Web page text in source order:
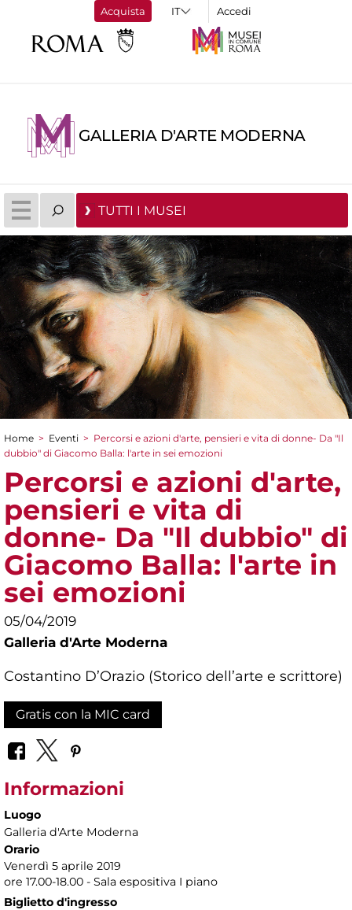
Acquista Accedi
GALLERIA D'ARTE MODERNA
TUTTI I MUSEI
Tu sei qui
Home > Eventi > Percorsi e azioni d'arte, pensieri e vita di donne- Da "Il
dubbio" di Giacomo Balla: l'arte in sei emozioni
Percorsi e azioni d'arte,
pensieri e vita di
donne- Da "Il dubbio" di
Giacomo Balla: l'arte in
sei emozioni
05/04/2019
Galleria d'Arte Moderna
Costantino D’Orazio (Storico dell’arte e scrittore)
Gratis con la MIC card
Informazioni
Luogo
Galleria d'Arte Moderna
Orario
Venerdì 5 aprile 2019
ore 17.00-18.00 - Sala espositiva I piano
Biglietto d'ingresso